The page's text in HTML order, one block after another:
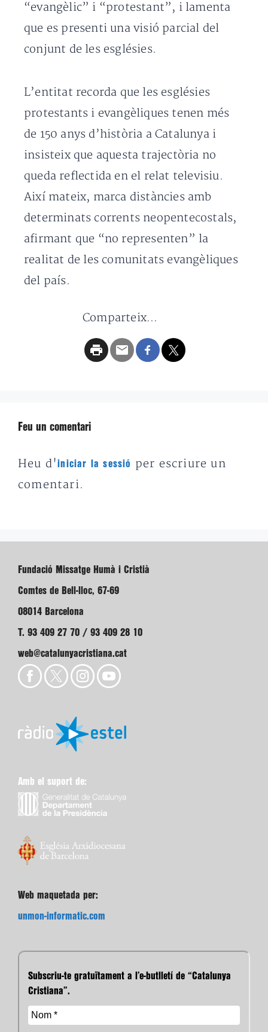
“evangèlic” i “protestant”, i lamenta
que es presenti una visió parcial del
conjunt de les esglésies.
L’entitat recorda que les esglésies
protestants i evangèliques tenen més
de 150 anys d’història a Catalunya i
insisteix que aquesta trajectòria no
queda reflectida en el relat televisiu.
Així mateix, marca distàncies amb
determinats corrents neopentecostals,
afirmant que “no representen” la
realitat de les comunitats evangèliques
del país.
Comparteix...
Feu un comentari
Heu d'iniciar la sessió
per escriure un
comentari.
Fundació Missatge Humà i Cristià
Comtes de Bell-lloc, 67-69
08014 Barcelona
T. 93 409 27 70 / 93 409 28 10
web@catalunyacristiana.cat
Amb el suport de:
Web maquetada per:
unmon-informatic.com
Subscriu-te gratuïtament a l’e-butlletí de “Catalunya
Cristiana”.